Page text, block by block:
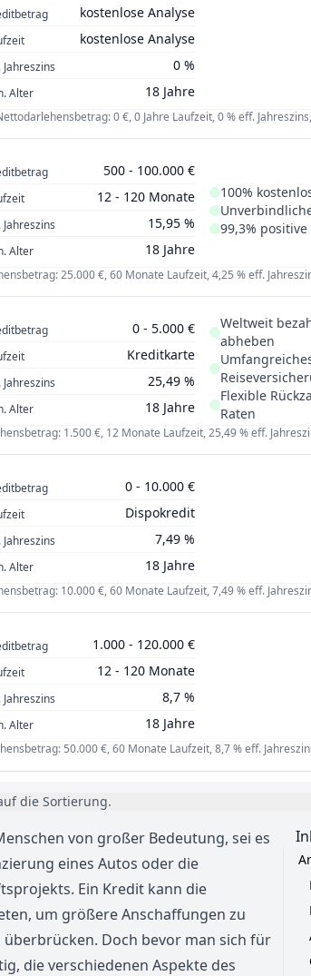
kostenlose Analyse
kostenlose Analyse
Jahreszins 0 %
Alter 18 Jahre
0 €, 0 Jahre Laufzeit, 0 % eff.
500 - 100.000 €
12 - 120 Monate
Jahreszins 15,95 %
Alter 18 Jahre
100%
99,3%
25.000 €, 60 Monate Laufzeit, 4,25 % eff.
0 - 5.000 €
Kreditkarte
Jahreszins 25,49 %
Alter 18 Jahre
Weltweit
abheben
Flexible
Raten
1.500 €, 12 Monate Laufzeit, 25,49 % eff.
0 - 10.000 €
Dispokredit
Jahreszins 7,49 %
Alter 18 Jahre
10.000 €, 60 Monate Laufzeit, 7,49 % eff.
1.000 - 120.000 €
12 - 120 Monate
Jahreszins 8,7 %
Alter 18 Jahre
50.000 €, 60 Monate Laufzeit, 8,7 % eff.
die Sortierung.
von großer Bedeutung, sei es
eines Autos oder die
Ein Kredit kann die
um größere Anschaffungen zu
Doch bevor man sich für
die verschiedenen Aspekte des